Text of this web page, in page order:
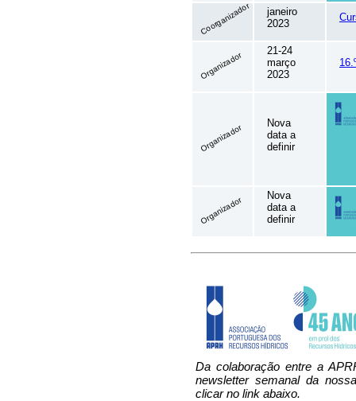
Coorganizador
janeiro
2023
Organizador
21-24
março
2023
Organizador
Nova
data a
definir
Organizador
Nova
data a
definir
Da colaboração entre a
newsletter semanal da
clicar no link abaixo.